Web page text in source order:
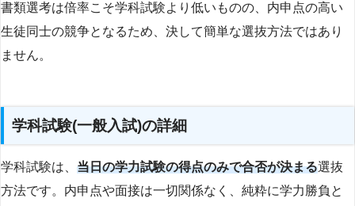
書類選考は倍率こそ学科試験より低いものの、内申点の高い
生徒同士の競争となるため、決して簡単な選抜方法ではあり
ません。
学科試験(一般入試)の詳細
学科試験は、 当日の学力試験の得点のみで合否が決まる選抜
方法です。内申点や面接は一切関係なく、純粋に学力勝負と